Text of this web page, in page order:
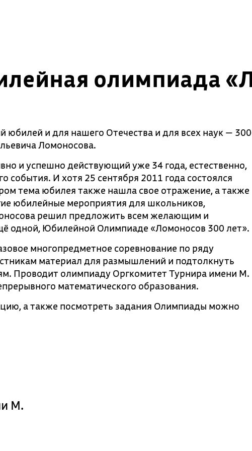
олимпиада
юбилей и для нашего Отечества и для всех наук —
Ломоносова.
и успешно действующий уже 34 года, естественно,
события. И хотя 25 сентября 2011 года состоялся
тема юбилея также нашла свое отражение, а также
юбилейные мероприятия для школьников,
решил предложить всем желающим и
одной, Юбилейной Олимпиаде «Ломоносов 300 лет».
многопредметное соревнование по ряду
материал для размышлений и подтолкнуть
Проводит олимпиаду Оргкомитет Турнира имени М.
математического образования.
а также посмотреть задания Олимпиады можно
М.